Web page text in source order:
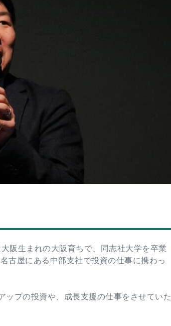
阪生まれの大阪育ちで、同志社大学を卒業
古屋にある中部支社で投資の仕事に携わっ
プの投資や、成長支援の仕事をさせていた